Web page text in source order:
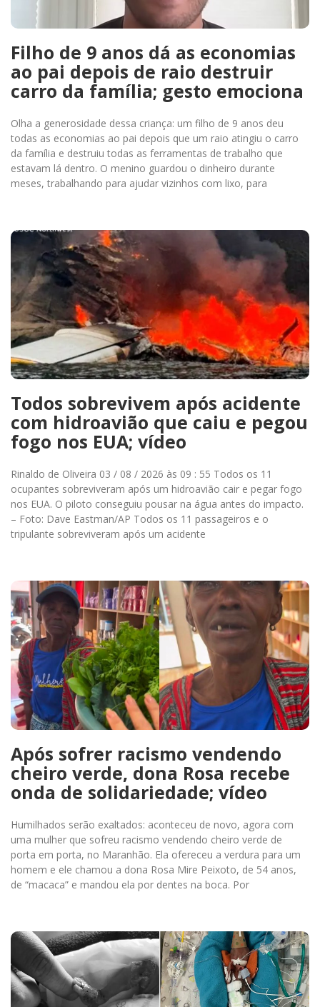
Filho de 9 anos dá as economias
ao pai depois de raio destruir
carro da família; gesto emociona
Olha a generosidade dessa criança: um filho de 9 anos deu
todas as economias ao pai depois que um raio atingiu o carro
da família e destruiu todas as ferramentas de trabalho que
estavam lá dentro. O menino guardou o dinheiro durante
meses, trabalhando para ajudar vizinhos com lixo, para
Todos sobrevivem após acidente
com hidroavião que caiu e pegou
fogo nos EUA; vídeo
Rinaldo de Oliveira 03 / 08 / 2026 às 09 : 55 Todos os 11
ocupantes sobreviveram após um hidroavião cair e pegar fogo
nos EUA. O piloto conseguiu pousar na água antes do impacto.
– Foto: Dave Eastman/AP Todos os 11 passageiros e o
tripulante sobreviveram após um acidente
Após sofrer racismo vendendo
cheiro verde, dona Rosa recebe
onda de solidariedade; vídeo
Humilhados serão exaltados: aconteceu de novo, agora com
uma mulher que sofreu racismo vendendo cheiro verde de
porta em porta, no Maranhão. Ela ofereceu a verdura para um
homem e ele chamou a dona Rosa Mire Peixoto, de 54 anos,
de “macaca” e mandou ela por dentes na boca. Por